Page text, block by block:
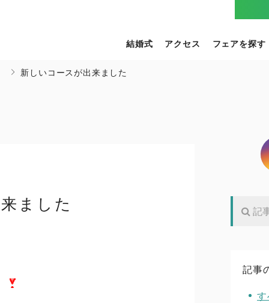
結婚式 アクセス フェアを探す
新しいコースが出来ました
ました
記事